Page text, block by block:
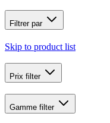
Filtrer par
Skip to product list
Prix filter
Gamme filter